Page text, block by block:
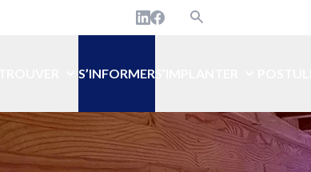
Linkedin
LinkedinRecherche
S’INFORMER